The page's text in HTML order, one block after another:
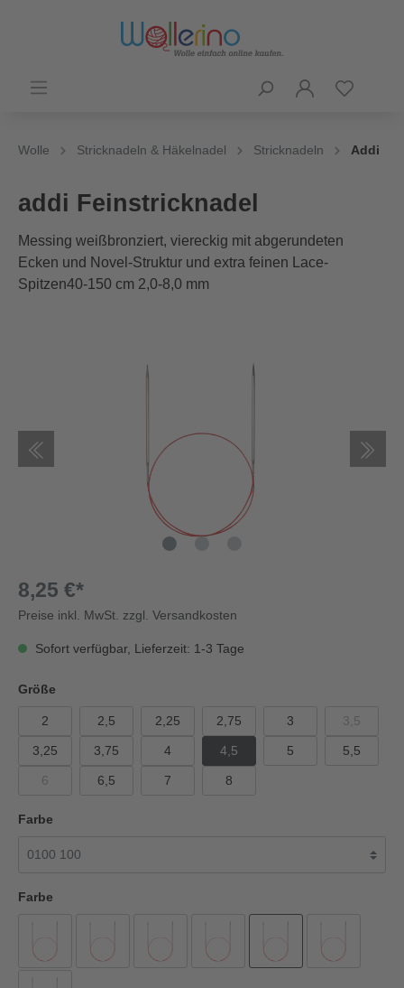
Wolle Stricknadeln & Häkelnadel Stricknadeln Addi
addi Feinstricknadel
Messing weißbronziert, viereckig mit abgerundeten
Ecken und Novel-Struktur und extra feinen Lace-
Spitzen40-150 cm 2,0-8,0 mm
8,25 €*
Preise inkl. MwSt. zzgl. Versandkosten
Sofort verfügbar, Lieferzeit: 1-3 Tage
Größe
2 2,5 2,25 2,75 3 3,5
3,25 3,75 4 4,5 5 5,5
6 6,5 7 8
Farbe
Farbe